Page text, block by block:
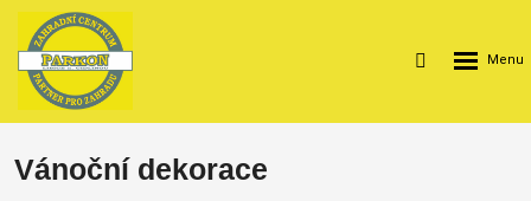
Vyhledávání
Rozbalení
Vánoční dekorace